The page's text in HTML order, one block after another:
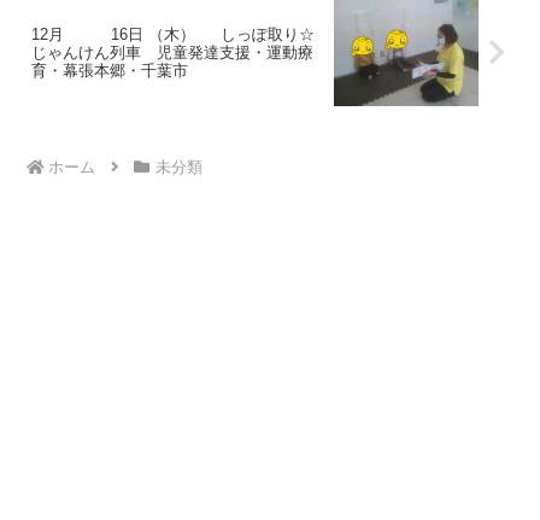
12月 16日 （木） しっぽ取り☆
じゃんけん列車 児童発達支援・運動療
育・幕張本郷・千葉市
ホーム 未分類